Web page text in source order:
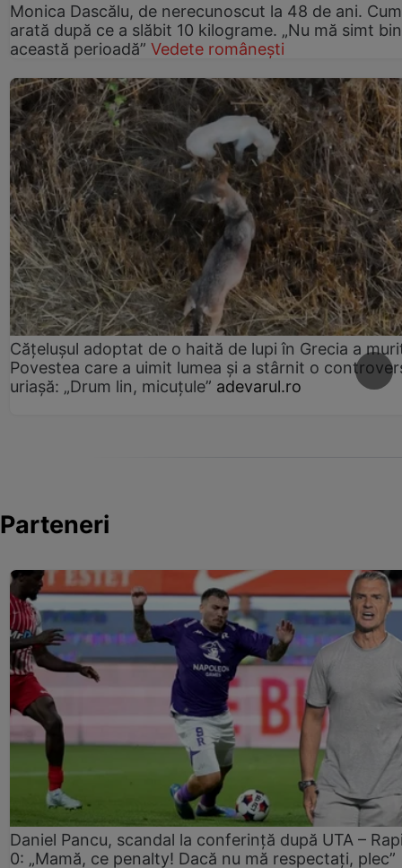
Monica Dascălu, de nerecunoscut la 48 de ani. Cum
arată după ce a slăbit 10 kilograme. „Nu mă simt
această perioadă” Vedete românești
Cățelușul adoptat de o haită de lupi în Grecia a
Povestea care a uimit lumea și a stârnit o
uriașă: „Drum lin, micuțule” adevarul.ro
Parteneri
Daniel Pancu, scandal la conferință după UTA –
0: „Mamă, ce penalty! Dacă nu mă respectați, plec”